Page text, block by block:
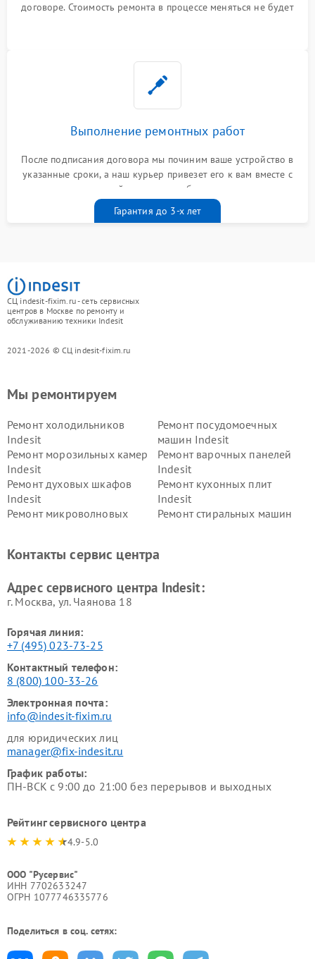
договоре. Стоимость ремонта в процессе меняться не будет
Выполнение ремонтных работ
После подписания договора мы починим ваше устройство в
указанные сроки, а наш курьер привезет его к вам вместе с
гарантийным талоном бесплатно
Гарантия до 3-х лет
СЦ indesit-fixim.ru - сеть сервисных
центров в Москве по ремонту и
обслуживанию техники Indesit
2021-2026 © СЦ indesit-fixim.ru
Мы ремонтируем
Ремонт холодильников
Indesit
Ремонт посудомоечных
машин Indesit
Ремонт морозильных камер
Indesit
Ремонт варочных панелей
Indesit
Ремонт духовых шкафов
Indesit
Ремонт кухонных плит
Indesit
Ремонт микроволновых
Ремонт стиральных машин
Indesit
Indesit
Контакты сервис центра
Адрес сервисного центра Indesit:
г. Москва, ул. Чаянова 18
Горячая линия:
+7 (495) 023-73-25
Контактный телефон:
8 (800) 100-33-26
Электронная почта:
info@indesit-fixim.ru
для юридических лиц
manager@fix-indesit.ru
График работы:
ПН-ВСК с 9:00 до 21:00 без перерывов и выходных
Рейтинг сервисного центра
4.9-5.0
ООО "Русервис"
ИНН 7702633247
ОГРН 1077746335776
Поделиться в соц. сетях: